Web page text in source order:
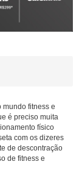
mundo fitness e
é preciso muita
físico
com os dizeres
de descontração
de fitness e